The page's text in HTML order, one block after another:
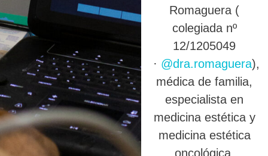
Romaguera (
colegiada nº
12/1205049
· @dra.romaguera),
médica de familia,
especialista en
medicina estética y
medicina estética
oncológica.